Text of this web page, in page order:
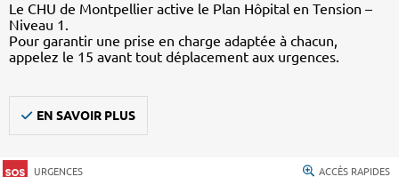
Le CHU de Montpellier active le Plan Hôpital en Tension –
Niveau 1.
Pour garantir une prise en charge adaptée à chacun,
appelez le 15 avant tout déplacement aux urgences.
EN SAVOIR PLUS
URGENCES ACCÈS RAPIDES